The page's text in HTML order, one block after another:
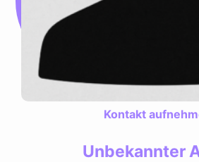
Kontakt
Unbekannter